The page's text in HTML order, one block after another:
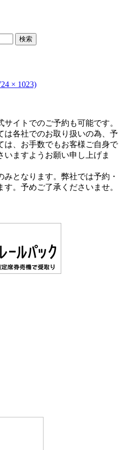
× 1023)
イトでのご予約も可能です。
は各社でのお取り扱いの為、予
は、お手数でもお客様ご自身で
ますようお願い申し上げま
となります。弊社では予約・
。予めご了承くださいませ。